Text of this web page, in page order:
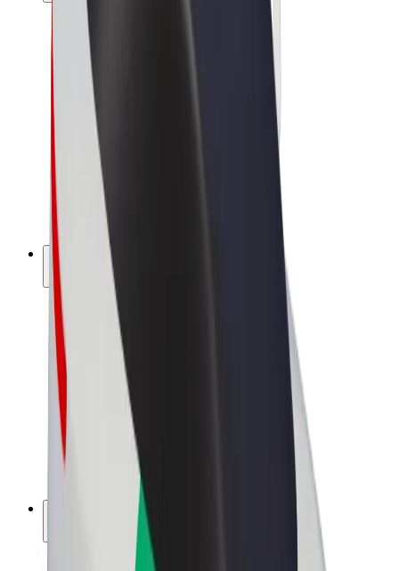
Kyydit
Sähköpotkulaudat
Bolt-kauppa
Bolt Food
Bolt Drive
Bolt for Business
Sähköpyörät
Bolt Plus
Tienaa Boltilla
Kuljettajat
Kuljettajan ansiot
Ruokalähetit
Lähetin ansiot
Bolt Food -kauppiaat